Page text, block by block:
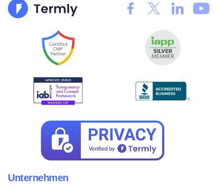
Unternehmen